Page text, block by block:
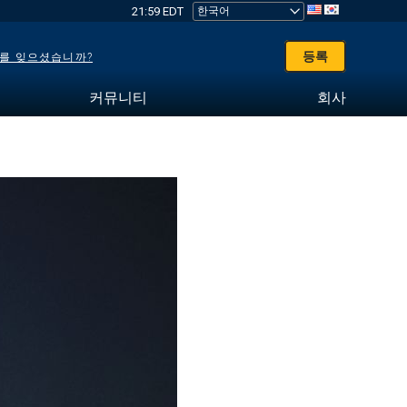
21:59 EDT
잊으셨습니까? 등록
커뮤니티 회사